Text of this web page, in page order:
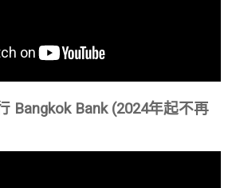
Bangkok Bank (2024年起不再